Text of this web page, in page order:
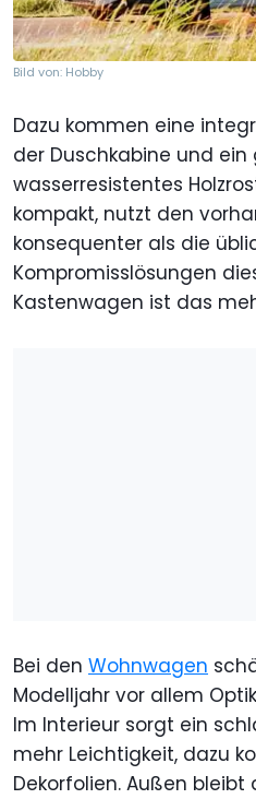
Bild von: Hobby
Dazu kommen eine
der Duschkabine und ein
wasserresistentes
kompakt, nutzt den
konsequenter als die
Kompromisslösungen
Kastenwagen ist das
Bei den Wohnwagen
Modelljahr vor allem
Im Interieur sorgt ein
mehr Leichtigkeit, dazu
Dekorfolien. Außen